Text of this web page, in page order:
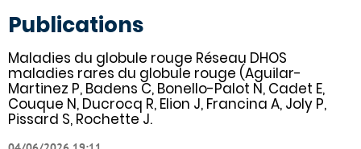
Publications
Maladies du globule rouge Réseau DHOS
maladies rares du globule rouge (Aguilar-
Martinez P, Badens C, Bonello-Palot N, Cadet E,
Couque N, Ducrocq R, Elion J, Francina A, Joly P,
Pissard S, Rochette J.